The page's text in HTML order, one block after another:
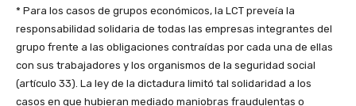
* Para los casos de grupos económicos, la LCT preveía la
responsabilidad solidaria de todas las empresas integrantes del
grupo frente a las obligaciones contraídas por cada una de ellas
con sus trabajadores y los organismos de la seguridad social
(artículo 33). La ley de la dictadura limitó tal solidaridad a los
casos en que hubieran mediado maniobras fraudulentas o